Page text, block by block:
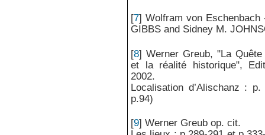
[7]Wolfram von
GIBBS and Sidney M.
[8] Werner Greub, "La
et la réalité historique",
2002.
Localisation d’Alischanz :
p.94)
[9] Werner Greub op. cit.